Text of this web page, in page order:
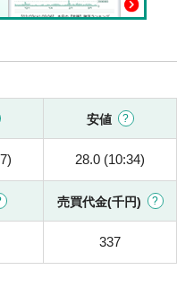
安値
28.0 (10:34)
売買代金(千円)
337